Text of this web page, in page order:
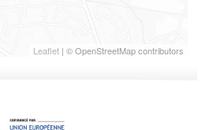
Leaflet | © OpenStreetMap contributors